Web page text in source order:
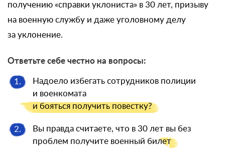
получению «справки уклониста» в 30 лет, призыву
на военную службу и даже уголовному делу
за уклонение.
Ответьте себе честно на вопросы:
1.
Надоело избегать сотрудников полиции
и военкомата
и бояться получить повестку?
2.
Вы правда считаете, что в 30 лет вы без
проблем получите военный билет